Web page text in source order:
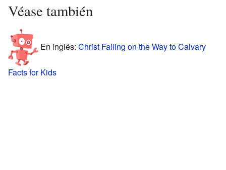
Véase también
En inglés: Christ Falling on the Way to Calvary
Facts for Kids